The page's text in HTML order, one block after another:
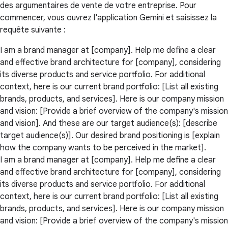
des argumentaires de vente de votre entreprise. Pour
commencer, vous ouvrez l'application Gemini et saisissez la
requête suivante :
I am a brand manager at [company]. Help me define a clear
and effective brand architecture for [company], considering
its diverse products and service portfolio. For additional
context, here is our current brand portfolio: [List all existing
brands, products, and services]. Here is our company mission
and vision: [Provide a brief overview of the company's mission
and vision]. And these are our target audience(s): [describe
target audience(s)]. Our desired brand positioning is [explain
how the company wants to be perceived in the market].
I am a brand manager at [company]. Help me define a clear
and effective brand architecture for [company], considering
its diverse products and service portfolio. For additional
context, here is our current brand portfolio: [List all existing
brands, products, and services]. Here is our company mission
and vision: [Provide a brief overview of the company's mission